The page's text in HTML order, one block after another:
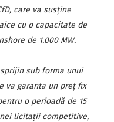
care va susţine
cu o capacitate de
de 1.000 MW.
sub forma unui
va garanta un preţ fix
o perioadă de 15
licitaţii competitive,